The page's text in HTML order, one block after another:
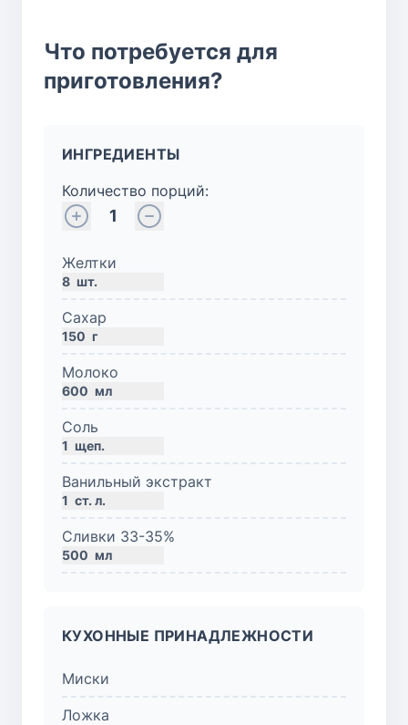
Что потребуется для
приготовления?
ИНГРЕДИЕНТЫ
Количество порций:
1
Желтки
8 шт.
Сахар
150 г
Молоко
600 мл
Соль
1 щеп.
Ванильный экстракт
1 ст. л.
Сливки 33-35%
500 мл
КУХОННЫЕ ПРИНАДЛЕЖНОСТИ
Миски
Ложка